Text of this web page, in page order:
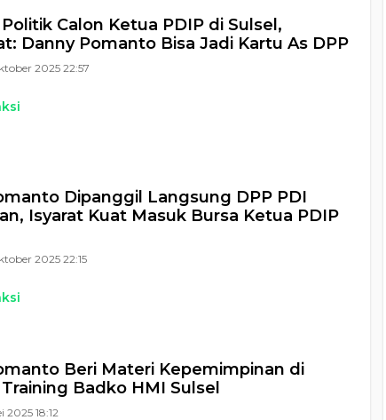
Calon Ketua PDIP di Sulsel,
Danny Pomanto Bisa Jadi Kartu As DPP
2025 22:57
Dipanggil Langsung DPP PDI
Isyarat Kuat Masuk Bursa Ketua PDIP
2025 22:15
Beri Materi Kepemimpinan di
Badko HMI Sulsel
2025 18:12